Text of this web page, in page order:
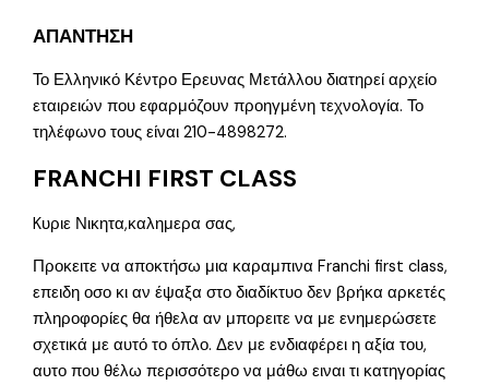
ΑΠΑΝΤΗΣΗ
Το Ελληνικό Κέντρο Ερευνας Μετάλλου διατηρεί αρχείο
εταιρειών που εφαρμόζουν προηγμένη τεχνολογία. Το
τηλέφωνο τους είναι 210-4898272.
FRANCHI FIRST CLASS
Kυριε Νικητα,καλημερα σας,
Προκειτε να αποκτήσω μια καραμπινα Franchi first class,
επειδη οσο κι αν έψαξα στο διαδίκτυο δεν βρήκα αρκετές
πληροφορίες θα ήθελα αν μπορειτε να με ενημερώσετε
σχετικά με αυτό το όπλο. Δεν με ενδιαφέρει η αξία του,
αυτο που θέλω περισσότερο να μάθω ειναι τι κατηγορίας